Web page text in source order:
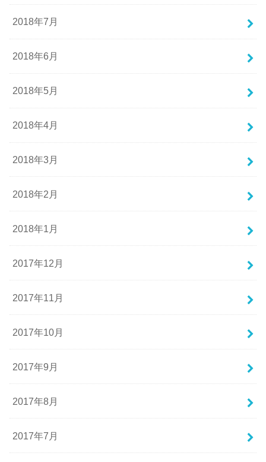
2018年7月
2018年6月
2018年5月
2018年4月
2018年3月
2018年2月
2018年1月
2017年12月
2017年11月
2017年10月
2017年9月
2017年8月
2017年7月